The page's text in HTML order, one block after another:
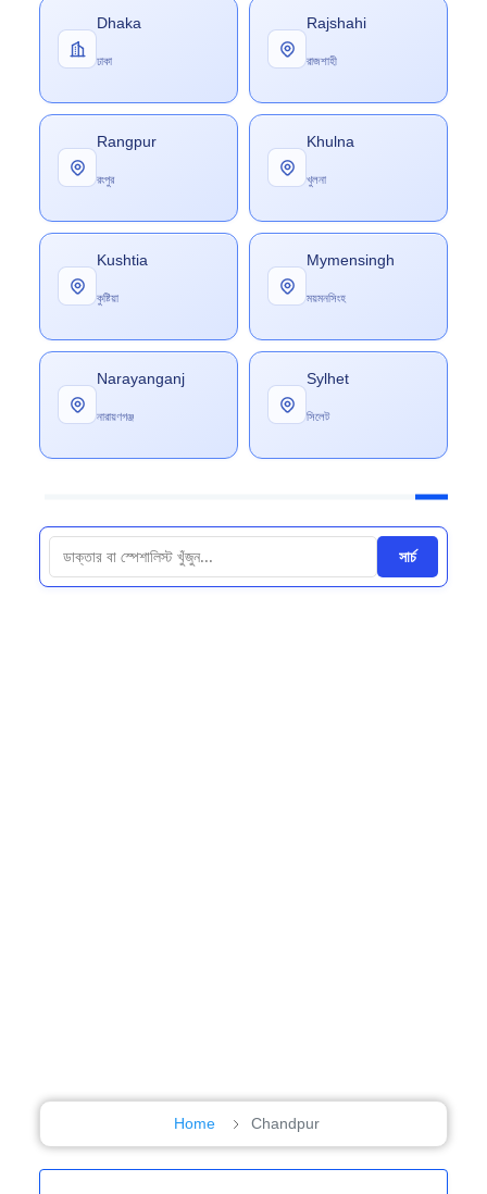
Dhaka
ঢাকা
Rajshahi
রাজশাহী
Rangpur
রংপুর
Khulna
খুলনা
Kushtia
কুষ্টিয়া
Mymensingh
ময়মনসিংহ
Narayanganj
নারায়ণগঞ্জ
Sylhet
সিলেট
সার্চ
Home Chandpur